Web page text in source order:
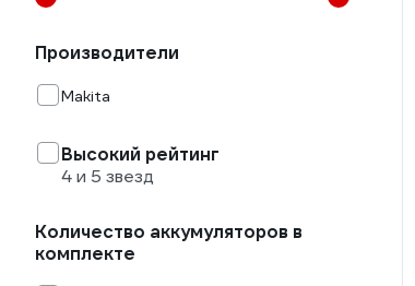
Производители
Makita
Высокий рейтинг
4 и 5 звезд
Количество аккумуляторов в
комплекте